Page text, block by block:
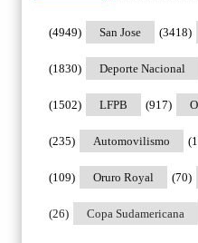
San Jose
(4949) (3418)
Deporte Nacional
(1830)
LFPB
(1502) (917)
Automovilismo
(235)
Oruro Royal
(109) (70)
Copa Sudamericana
(26)